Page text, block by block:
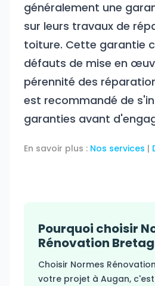
généralement une
sur leurs travaux de
toiture. Cette garantie
défauts de mise en
pérennité des
est recommandé de
garanties avant
En savoir plus : Nos services |
Pourquoi choisir
Rénovation
Choisir Normes
votre projet à Augan,